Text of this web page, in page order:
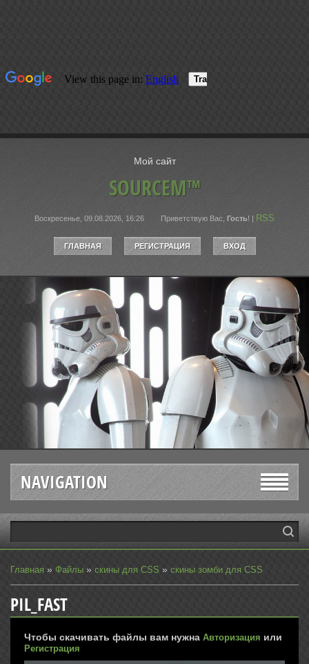
Мой сайт
SOURCEM™
Воскресенье, 09.08.2026, 16:26 Приветствую Вас Гость! | RSS
ГЛАВНАЯ РЕГИСТРАЦИЯ ВХОД
NAVIGATION
Главная » Файлы » скины для CSS » скины зомби для CSS
PIL_FAST
Чтобы скачивать файлы вам нужна Авторизация или
Регистрация